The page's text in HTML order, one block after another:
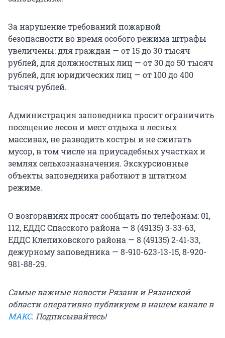
За нарушение требований пожарной
безопасности во время особого режима штрафы
увеличены: для граждан — от 15 до 30 тысяч
рублей, для должностных лиц — от 30 до 50 тысяч
рублей, для юридических лиц — от 100 до 400
тысяч рублей.
Администрация заповедника просит ограничить
посещение лесов и мест отдыха в лесных
массивах, не разводить костры и не сжигать
мусор, в том числе на приусадебных участках и
землях сельхозназначения. Экскурсионные
объекты заповедника работают в штатном
режиме.
О возгораниях просят сообщать по телефонам: 01,
112, ЕДДС Спасского района — 8 (49135) 3-33-63,
ЕДДС Клепиковского района — 8 (49135) 2-41-33,
дежурному заповедника — 8-910-623-13-15, 8-920-
981-88-29.
Самые важные новости Рязани и Рязанской
области оперативно публикуем в нашем канале в
МАКС. Подписывайтесь!